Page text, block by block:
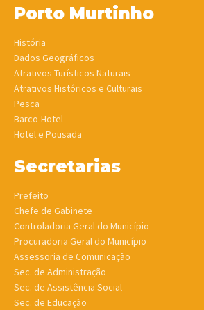
Porto Murtinho
História
Dados Geográficos
Atrativos Turísticos Naturais
Atrativos Históricos e Culturais
Pesca
Barco-Hotel
Hotel e Pousada
Secretarias
Prefeito
Chefe de Gabinete
Controladoria Geral do Município
Procuradoria Geral do Município
Assessoria de Comunicação
Sec. de Administração
Sec. de Assistência Social
Sec. de Educação